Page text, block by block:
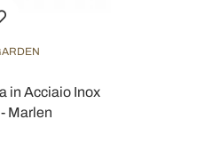
in Acciaio Inox
Marlen